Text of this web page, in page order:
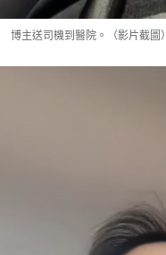
博主送司機到醫院。（影片截圖）